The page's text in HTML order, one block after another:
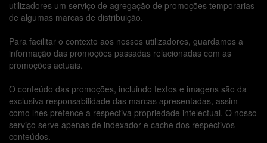
utilizadores um serviço de agregação de promoções temporarias
de algumas marcas de distribuição.
Para facilitar o contexto aos nossos utilizadores, guardamos a
informação das promoções passadas relacionadas com as
promoções actuais.
O conteúdo das promoções, incluindo textos e imagens são da
exclusiva responsabilidade das marcas apresentadas, assim
como lhes pretence a respectiva propriedade intelectual. O nosso
serviço serve apenas de indexador e cache dos respectivos
conteúdos.